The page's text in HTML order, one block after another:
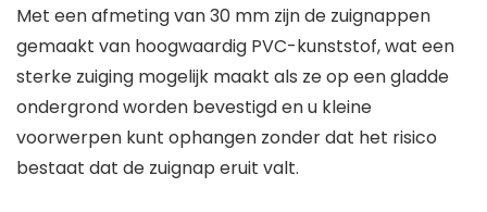
Met een afmeting van 30 mm zijn de zuignappen
gemaakt van hoogwaardig PVC-kunststof, wat een
sterke zuiging mogelijk maakt als ze op een gladde
ondergrond worden bevestigd en u kleine
voorwerpen kunt ophangen zonder dat het risico
bestaat dat de zuignap eruit valt.